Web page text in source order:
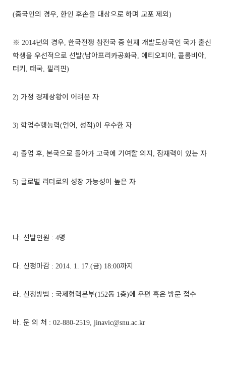
(중국인의 경우 한인 후손을 대상으로 하며 교포 제외)
※ 2014년의 경우 한국전쟁 참전국 중 현재 개발도상국인 국가 출신
학생을 우선적으로 선발(남아프리카공화국 에티오피아 콜롬비아
터키 태국 필리핀)
2) 가정 경제상황이 어려운 자
3) 학업수행능력(언어 성적)이 우수한 자
4) 졸업 후 본국으로 돌아가 고국에 기여할 의지 잠재력이 있는 자
5) 글로벌 리더로의 성장 가능성이 높은 자
나 선발인원 : 4명
다 신청마감 : 2014. 1. 17.(금) 18:00까지
라 신청방법 : 국제협력본부(152동 1층)에 우편 혹은 방문 접수
바 문 의 처 : 02-880-2519, jinavic@snu.ac.kr